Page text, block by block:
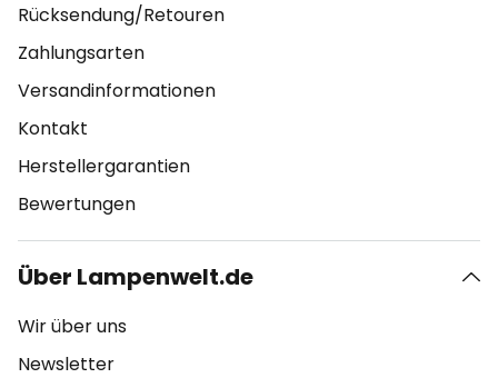
Rücksendung/Retouren
Zahlungsarten
Versandinformationen
Kontakt
Herstellergarantien
Bewertungen
Über Lampenwelt.de
Wir über uns
Newsletter